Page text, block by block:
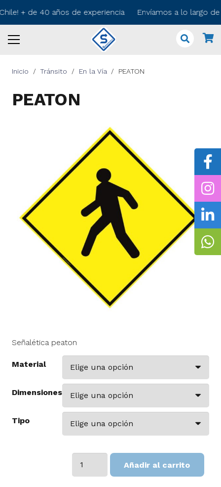
+ de 40 años de experiencia Envíamos a lo largo
Inicio / Tránsito / En la Vía / PEATON
PEATON
Señalética peaton
Material
Dimensiones
Tipo
PEATON
cantidad
Añadir al carrito